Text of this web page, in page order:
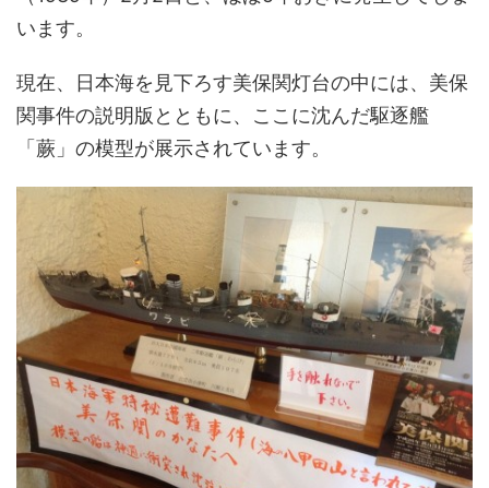
います。
現在、日本海を見下ろす美保関灯台の中には、美保
関事件の説明版とともに、ここに沈んだ駆逐艦
「蕨」の模型が展示されています。